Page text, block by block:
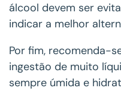
álcool devem ser
indicar a melhor
Por fim, recomenda-
ingestão de muito
sempre úmida e